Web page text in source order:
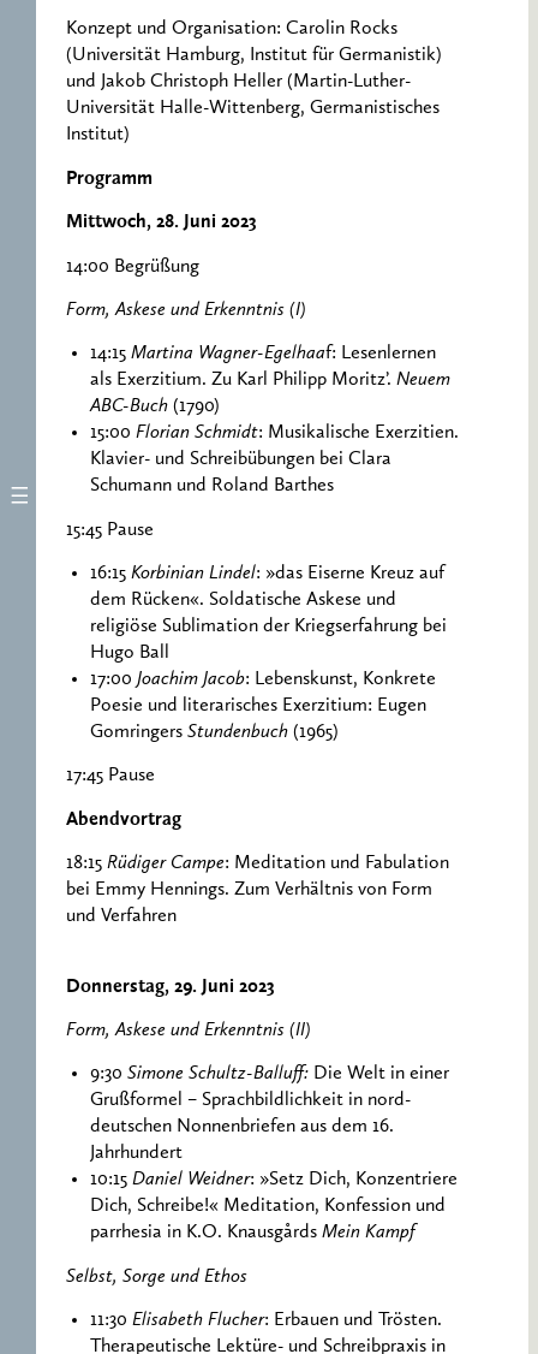
Konzept und Organisation: Carolin Rocks
(Universität Hamburg, Institut für Germanistik)
und Jakob Christoph Heller (Martin-Luther-
Universität Halle-Wittenberg, Germanistisches
Institut)
Programm
Mittwoch, 28. Juni 2023
14:00 Begrüßung
Form, Askese und Erkenntnis (I)
14:15 Martina Wagner-Egelhaaf: Lesenlernen
als Exerzitium. Zu Karl Philipp Moritz’. Neuem
ABC-Buch (1790)
15:00 Florian Schmidt: Musikalische Exerzitien.
Klavier- und Schreibübungen bei Clara
Schumann und Roland Barthes
15:45 Pause
16:15 Korbinian Lindel: »das Eiserne Kreuz auf
dem Rücken«. Soldatische Askese und
religiöse Sublimation der Kriegserfahrung bei
Hugo Ball
17:00 Joachim Jacob: Lebenskunst, Konkrete
Poesie und literarisches Exerzitium: Eugen
Gomringers Stundenbuch (1965)
17:45 Pause
Abendvortrag
18:15 Rüdiger Campe: Meditation und Fabulation
bei Emmy Hennings. Zum Verhältnis von Form
und Verfahren
Donnerstag, 29. Juni 2023
Form, Askese und Erkenntnis (II)
9:30 Simone Schultz-Balluff: Die Welt in einer
Grußformel – Sprachbildlichkeit in nord-
deutschen Nonnenbriefen aus dem 16.
Jahrhundert
10:15 Daniel Weidner: »Setz Dich, Konzentriere
Dich, Schreibe!« Meditation, Konfession und
parrhesia in K.O. Knausgårds Mein Kampf
Selbst, Sorge und Ethos
11:30 Elisabeth Flucher: Erbauen und Trösten.
Therapeutische Lektüre- und Schreibpraxis in